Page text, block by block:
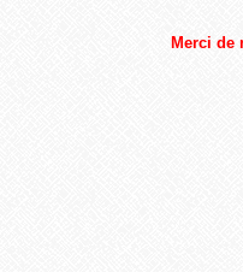
Merci de